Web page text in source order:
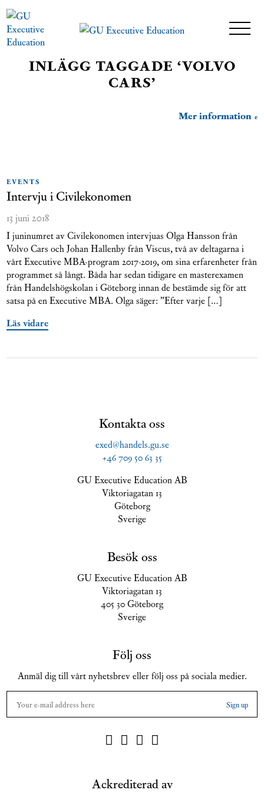
INLÄGG TAGGADE ‘VOLVO
CARS’
Mer information
EVENTS
Intervju i Civilekonomen
13 juni 2018
I juninumret av Civilekonomen intervjuas Olga Hansson från
Volvo Cars och Johan Hallenby från Viscus, två av deltagarna i
vårt Executive MBA-program 2017-2019, om sina erfarenheter från
programmet så långt. Båda har sedan tidigare en masterexamen
från Handelshögskolan i Göteborg innan de bestämde sig för att
satsa på en Executive MBA. Olga säger: ”Efter varje […]
Läs vidare
Kontakta oss
exed@handels.gu.se
+46 709 50 63 35
GU Executive Education AB
Viktoriagatan 13
Göteborg
Sverige
Besök oss
GU Executive Education AB
Viktoriagatan 13
405 30 Göteborg
Sverige
Följ oss
Anmäl dig till vårt nyhetsbrev eller följ oss på sociala medier.
Ackrediterad av